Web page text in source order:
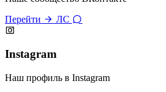
Перейти
ЛС
Instagram
Наш профиль в Instagram